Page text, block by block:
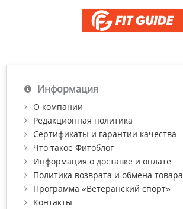
Информация
О компании
Редакционная политика
Сертификаты и гарантии качества
Что такое Фитоблог
Информация о доставке и оплате
Политика возврата и обмена товара
Программа «Ветеранский спорт»
Контакты